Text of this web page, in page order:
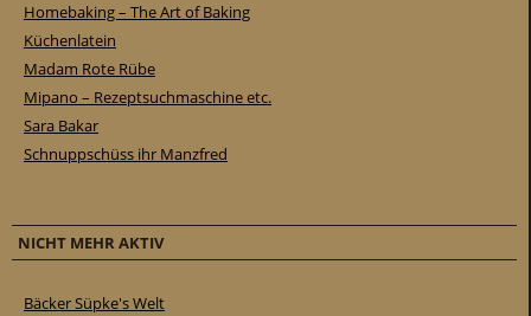
Homebaking – The Art of Baking
Küchenlatein
Madam Rote Rübe
Mipano – Rezeptsuchmaschine etc.
Sara Bakar
Schnuppschüss ihr Manzfred
NICHT MEHR AKTIV
Bäcker Süpke's Welt